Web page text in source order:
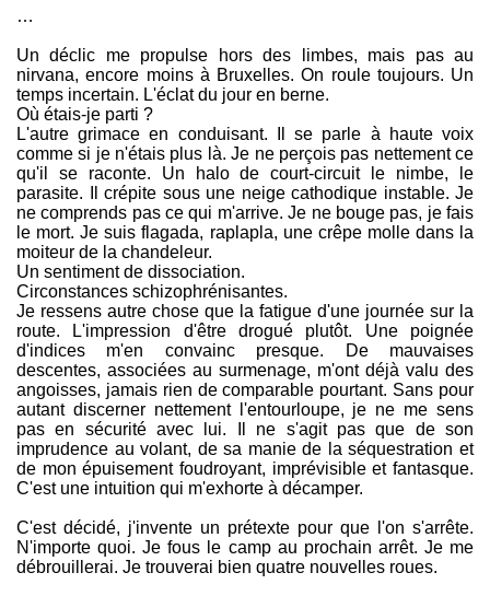
…
Un déclic me propulse hors des limbes, mais pas au
nirvana, encore moins à Bruxelles. On roule toujours. Un
temps incertain. L'éclat du jour en berne.
Où étais-je parti ?
L'autre grimace en conduisant. Il se parle à haute voix
comme si je n'étais plus là. Je ne perçois pas nettement ce
qu'il se raconte. Un halo de court-circuit le nimbe, le
parasite. Il crépite sous une neige cathodique instable. Je
ne comprends pas ce qui m'arrive. Je ne bouge pas, je fais
le mort. Je suis flagada, raplapla, une crêpe molle dans la
moiteur de la chandeleur.
Un sentiment de dissociation.
Circonstances schizophrénisantes.
Je ressens autre chose que la fatigue d'une journée sur la
route. L'impression d'être drogué plutôt. Une poignée
d'indices m'en convainc presque. De mauvaises
descentes, associées au surmenage, m'ont déjà valu des
angoisses, jamais rien de comparable pourtant. Sans pour
autant discerner nettement l'entourloupe, je ne me sens
pas en sécurité avec lui. Il ne s'agit pas que de son
imprudence au volant, de sa manie de la séquestration et
de mon épuisement foudroyant, imprévisible et fantasque.
C'est une intuition qui m'exhorte à décamper.
C'est décidé, j'invente un prétexte pour que l'on s'arrête.
N'importe quoi. Je fous le camp au prochain arrêt. Je me
débrouillerai. Je trouverai bien quatre nouvelles roues.